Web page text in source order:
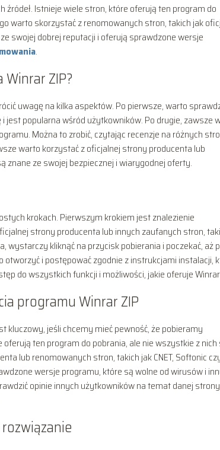
źródeł. Istnieje wiele stron, które oferują ten program do
warto skorzystać z renomowanych stron, takich jak
swojej dobrej reputacji i oferują sprawdzone wersje
.
ZIP?
uwagę na kilka aspektów. Po pierwsze, warto
popularna wśród użytkowników. Po drugie, zawsze
Można to zrobić, czytając recenzje na różnych
warto korzystać z oficjalnej strony producenta lub
znane ze swojej bezpiecznej i wiarygodnej oferty.
krokach. Pierwszym krokiem jest znalezienie
strony producenta lub innych zaufanych stron,
wystarczy kliknąć na przycisk pobierania i poczekać, aż
i postępować zgodnie z instrukcjami instalacji,
do wszystkich funkcji i możliwości, jakie oferuje
programu Winrar ZIP
kluczowy, jeśli chcemy mieć pewność, że pobieramy
ten program do pobrania, ale nie wszystkie z nich
lub renomowanych stron, takich jak CNET, Softonic
wersje programu, które są wolne od wirusów i
opinie innych użytkowników na temat danej